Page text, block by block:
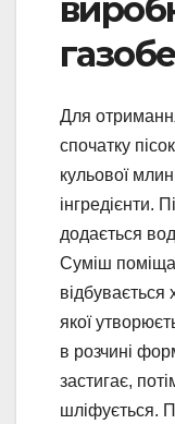
Для
спочатку
кульової
інгредієнти.
додається
Суміш
відбувається
якої
в розчині
застигає,
шліфується.